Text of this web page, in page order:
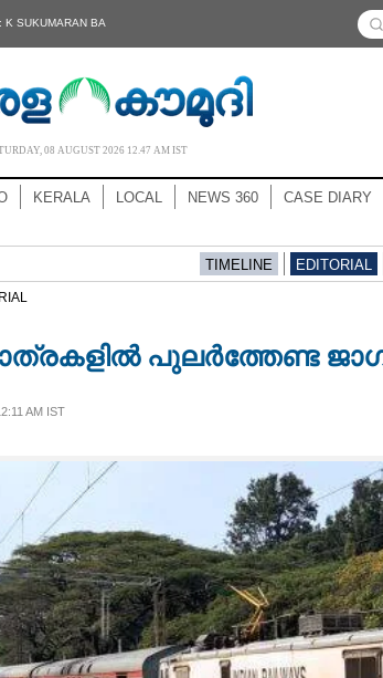
K SUKUMARAN BA
08 AUGUST 2026 12.47 AM IST
KERALA LOCAL NEWS 360 CASE DIARY
TIMELINE EDITORIAL
പുലർത്തേണ്ട
AM IST